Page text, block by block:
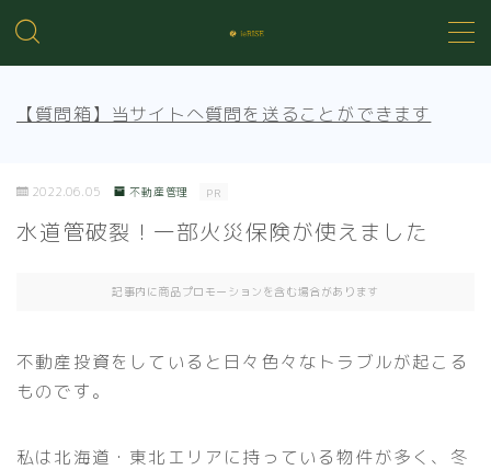
【質問箱】当サイトへ質問を送ることができます
2022.06.05 不動産管理 PR
水道管破裂！一部火災保険が使えました
記事内に商品プロモーションを含む場合があります
不動産投資をしていると日々色々なトラブルが起こる
ものです。
私は北海道・東北エリアに持っている物件が多く、冬